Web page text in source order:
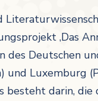
‚Das
Deutschen
und Luxemburg
besteht darin,